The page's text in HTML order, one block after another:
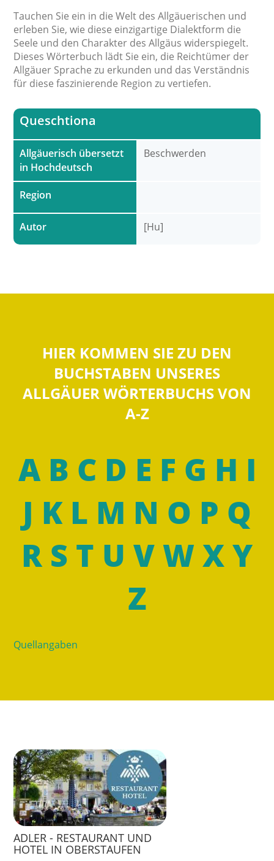
Tauchen Sie ein in die Welt des Allgäuerischen und
erleben Sie, wie diese einzigartige Dialektform die
Seele und den Charakter des Allgäus widerspiegelt.
Dieses Wörterbuch lädt Sie ein, die Reichtümer der
Allgäuer Sprache zu erkunden und das Verständnis
für diese faszinierende Region zu vertiefen.
Allgäuerisch übersetzt
in Hochdeutsch
Region
Autor
Queschtiona
Beschwerden
[Hu]
HIER KOMMEN SIE ZU DEN
BUCHSTABEN UNSERES
ALLGÄUER WÖRTERBUCHS VON
A-Z
A B C D E F G H I
J K L M N O P Q
R S T U VW XY
Z
Quellangaben
ADLER - RESTAURANT UND
HOTEL IN OBERSTAUFEN